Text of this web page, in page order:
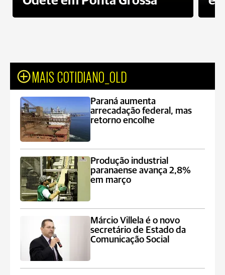
MAIS COTIDIANO_OLD
Paraná aumenta
arrecadação federal, mas
retorno encolhe
Produção industrial
paranaense avança 2,8%
em março
Márcio Villela é o novo
secretário de Estado da
Comunicação Social